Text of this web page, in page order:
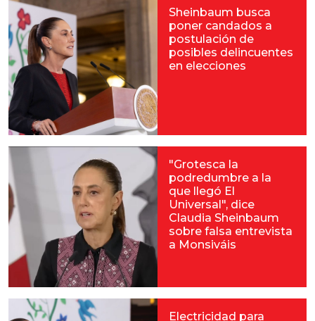
Sheinbaum busca
poner candados a
postulación de
posibles delincuentes
en elecciones
"Grotesca la
podredumbre a la
que llegó El
Universal", dice
Claudia Sheinbaum
sobre falsa entrevista
a Monsiváis
Electricidad para